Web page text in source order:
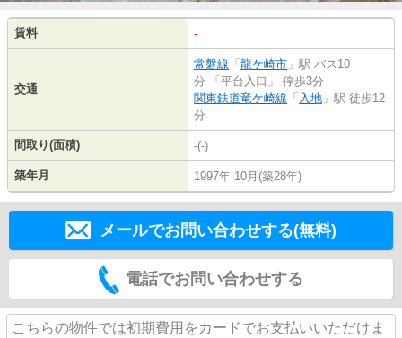
賃料 -
交通
常磐線 「 龍ケ崎市 」駅 バス10
分 「平台入口」 停歩3分
関東鉄道竜ケ崎線 「 入地 」駅 徒歩12
分
間取り(面積) -(-)
築年月 1997年 10月(築28年)
メールでお問い合わせする(無料)
電話でお問い合わせする
こちらの物件では初期費用をカードでお支払いいただけま